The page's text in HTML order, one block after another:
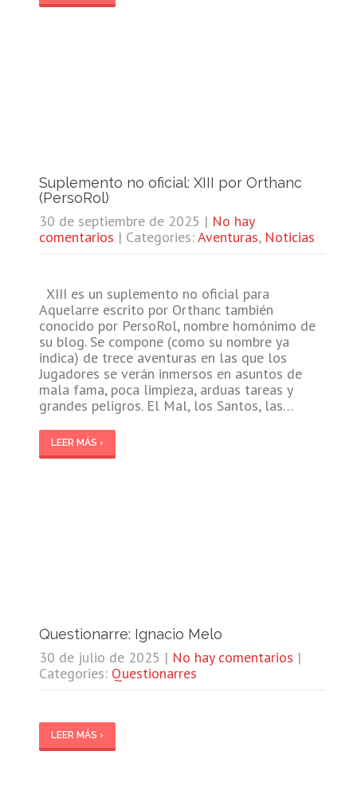
Suplemento no oficial: XIII por Orthanc
(PersoRol)
30 de septiembre de 2025 | No hay
comentarios | Categories:Aventuras, Noticias
XIII es un suplemento no oficial para
Aquelarre escrito por Orthanc también
conocido por PersoRol, nombre homónimo de
su blog. Se compone (como su nombre ya
indica) de trece aventuras en las que los
Jugadores se verán inmersos en asuntos de
mala fama, poca limpieza, arduas tareas y
grandes peligros. El Mal, los Santos, las…
LEER MÁS ›
Questionarre: Ignacio Melo
30 de julio de 2025 | No hay comentarios |
Categories: Questionarres
LEER MÁS ›